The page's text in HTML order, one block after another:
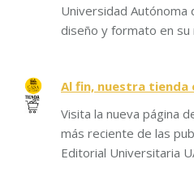
Universidad
diseño y formato en su
Al fin, nuestra tienda
Visita la nueva página
más reciente de las
Editorial Universitaria